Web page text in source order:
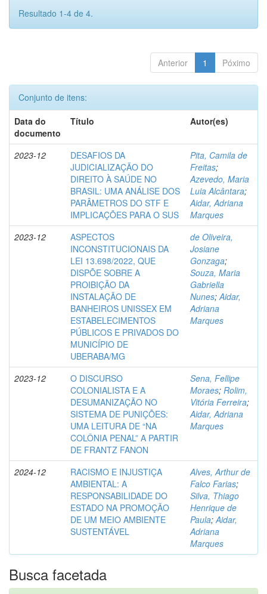
Resultado 1-4 de 4.
Anterior 1 Póximo
Conjunto de itens:
Data do
documento
Título Autor(es)
2023-12
DESAFIOS DA
JUDICIALIZAÇÃO DO
DIREITO À SAÚDE NO
BRASIL: UMA ANÁLISE DOS
PARÂMETROS DO STF E
IMPLICAÇÕES PARA O SUS
Pita, Camila de
Freitas;
Azevedo, Maria
Luia Alcântara;
Aidar, Adriana
Marques
2023-12
ASPECTOS
INCONSTITUCIONAIS DA
LEI 13.698/2022, QUE
DISPÕE SOBRE A
PROIBIÇÃO DA
INSTALAÇÃO DE
BANHEIROS UNISSEX EM
ESTABELECIMENTOS
PÚBLICOS E PRIVADOS DO
MUNICÍPIO DE
UBERABA/MG
de Oliveira,
Josiane
Gonzaga;
Souza, Maria
Gabriella
Nunes;Aidar,
Adriana
Marques
2023-12
O DISCURSO
COLONIALISTA E A
DESUMANIZAÇÃO NO
SISTEMA DE PUNIÇÕES:
UMA LEITURA DE “NA
COLÔNIA PENAL” A PARTIR
DE FRANTZ FANON
Sena, Fellipe
Moraes; Rolim,
Vitória Ferreira;
Aidar, Adriana
Marques
2024-12
RACISMO E INJUSTIÇA
AMBIENTAL: A
RESPONSABILIDADE DO
ESTADO NA PROMOÇÃO
DE UM MEIO AMBIENTE
SUSTENTÁVEL
Alves, Arthur de
Falco Farias;
Silva, Thiago
Henrique de
Paula;Aidar,
Adriana
Marques
Busca facetada